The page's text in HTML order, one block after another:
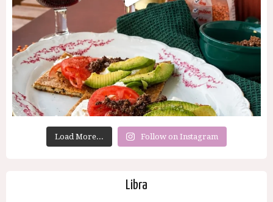
Load More... Follow on Instagram
Libra